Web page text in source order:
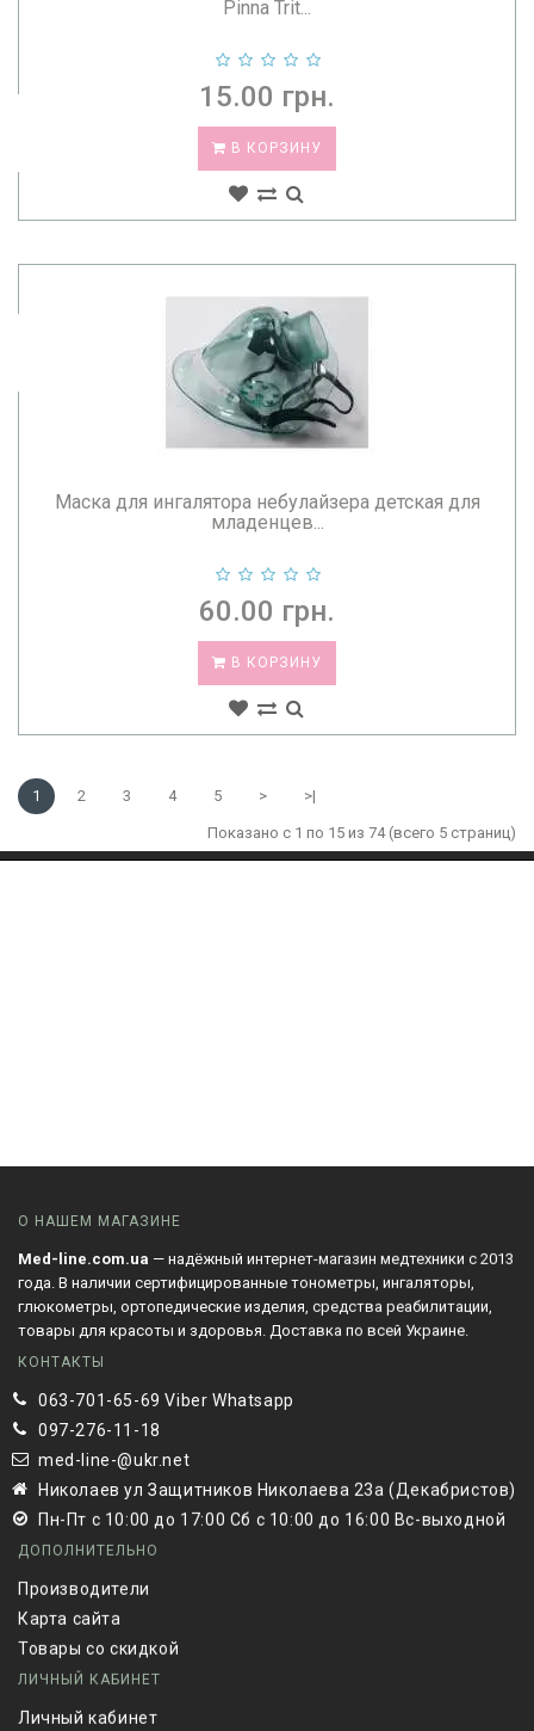
Pinna Trit...
15.00 грн.
В КОРЗИНУ
Маска для ингалятора небулайзера детская для
младенцев...
60.00 грн.
В КОРЗИНУ
1 2 3 4 5 > >|
Показано с 1 по 15 из 74 (всего 5 страниц)
О НАШЕМ МАГАЗИНЕ
Med-line.com.ua — надёжный интернет-магазин медтехники с 2013
года. В наличии сертифицированные тонометры, ингаляторы,
глюкометры, ортопедические изделия, средства реабилитации,
товары для красоты и здоровья. Доставка по всей Украине.
КОНТАКТЫ
063-701-65-69 Viber Whatsapp
097-276-11-18
med-line-@ukr.net
Николаев ул Защитников Николаева 23а (Декабристов)
Пн-Пт с 10:00 до 17:00 Сб с 10:00 до 16:00 Вс-выходной
ДОПОЛНИТЕЛЬНО
Производители
Карта сайта
Товары со скидкой
ЛИЧНЫЙ КАБИНЕТ
Личный кабинет